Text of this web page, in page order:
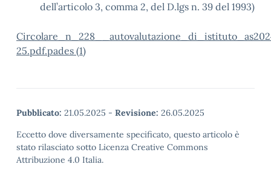
dell’articolo 3, comma 2, del D.lgs n. 39 del 1993)
25.pdf.pades (1)
Pubblicato: 21.05.2025 - Revisione: 26.05.2025
Eccetto dove diversamente specificato, questo articolo è
stato rilasciato sotto Licenza Creative Commons
Attribuzione 4.0 Italia.